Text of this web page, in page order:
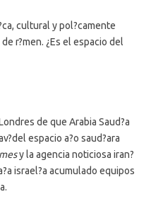
cultural y pol?camente
r?men. ¿Es el espacio del
de que Arabia Saud?a
espacio a?o saud?ara
y la agencia noticiosa iran?
israel?a acumulado equipos